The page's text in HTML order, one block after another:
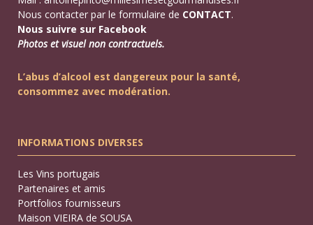
Nous contacter par le formulaire de CONTACT.
Nous suivre sur Facebook
Photos et visuel non contractuels.
L’abus d’alcool est dangereux pour la santé,
consommez avec modération.
INFORMATIONS DIVERSES
Les Vins portugais
Partenaires et amis
Portfolios fournisseurs
Maison VIEIRA de SOUSA